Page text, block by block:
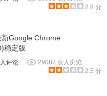
2.8 分
Google Chrome
稳定版
评论
29082 次人浏览
2.5 分